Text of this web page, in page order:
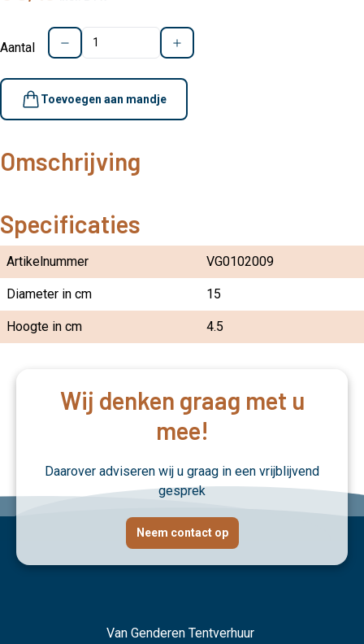
Aantal
Toevoegen aan mandje
Omschrijving
Specificaties
Artikelnummer VG0102009
Diameter in cm 15
Hoogte in cm 4.5
Wij denken graag met u
mee!
Daarover adviseren wij u graag in een vrijblijvend
gesprek
Neem contact op
Van Genderen Tentverhuur